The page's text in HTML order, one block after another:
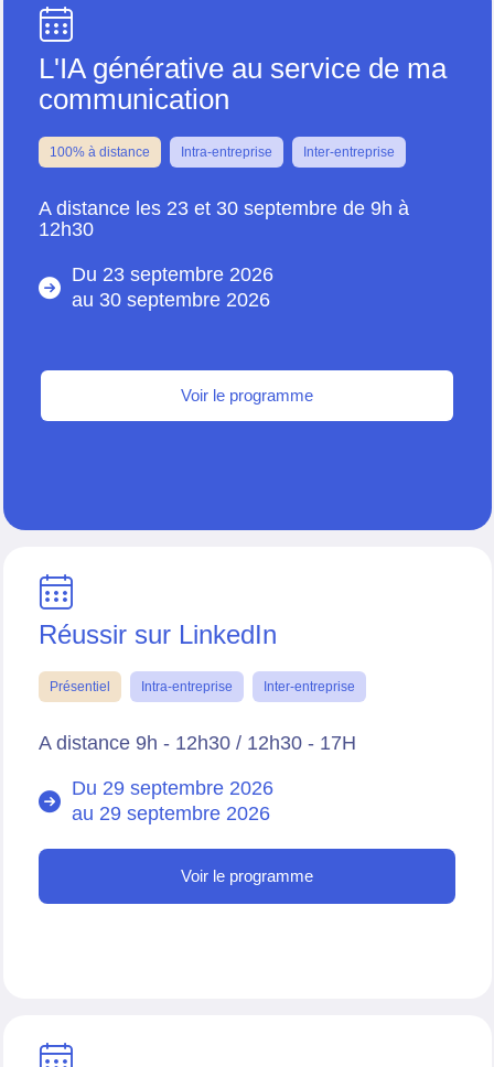
L'IA générative au service de ma
communication
100% à distance Intra-entreprise Inter-entreprise
A distance les 23 et 30 septembre de 9h à
12h30
Du 23 septembre 2026
au 30 septembre 2026
Voir le programme
Réussir sur LinkedIn
Présentiel Intra-entreprise Inter-entreprise
A distance 9h - 12h30 / 12h30 - 17H
Du 29 septembre 2026
au 29 septembre 2026
Voir le programme